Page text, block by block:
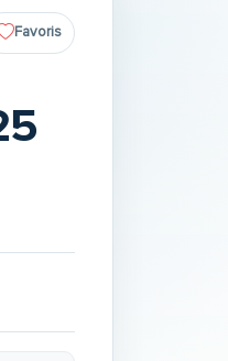
Favoris